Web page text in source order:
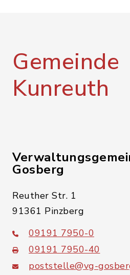
Gemeinde
Kunreuth
Gosberg
Reuther Str. 1
91361 Pinzberg
09191 7950-0
09191 7950-40
poststelle@vg-